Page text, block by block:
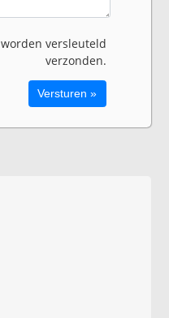
versleuteld
verzonden.